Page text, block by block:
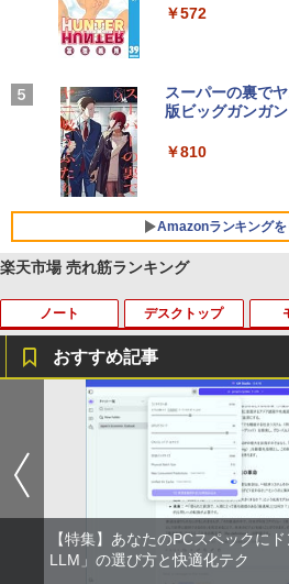
るーとゅーす コ
￥1,964
リング ANC 36時
￥3,480
BUGS LIFE
art Basic)
コカ・コーラ や
￥572
スーパーの裏で
版ビッグガンガ
￥810
Amazonランキングを
楽天市場 売れ筋ランキング
ノート
ノートパソコ
富士通
Core i5-7300U
GB SSD1TB
WIFI Bluetooth
ice付き
ftOffice2024
￥16,500
デスクトップ
【Dell Core-i7
ット】intel
B、SSD:選択
B)/フルHD（
学ドライブ/
ndows11 Pro
e/HDMI/デスク
品)
￥41,800
PHILIPS
インチワイド
ルHD）16:9
ア 液晶ディス
拠 PS4 switch
￥6,500
BARFOUT!
AUTUMN 2026
（Snow Man）
￥1,870
＆Premium特
おすすめ記事
【特集】あなたのPCスペックに
LLM」の選び方と快適化テク